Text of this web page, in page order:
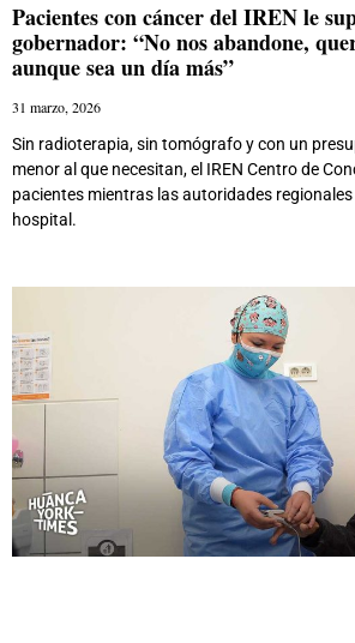
Pacientes con cáncer del IREN le
gobernador: “No nos abandone,
aunque sea un día más”
31 marzo, 2026
Sin radioterapia, sin tomógrafo y con un
menor al que necesitan, el IREN Centro de
pacientes mientras las autoridades regionales
hospital.